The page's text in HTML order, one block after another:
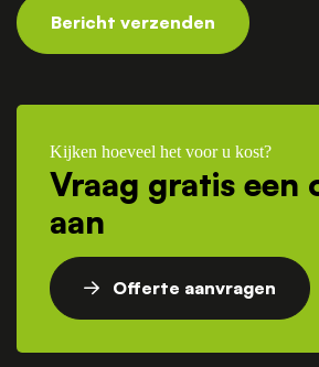
Bericht verzenden
Kijken hoeveel het voor u kost?
Vraag gratis een
aan
Offerte aanvragen